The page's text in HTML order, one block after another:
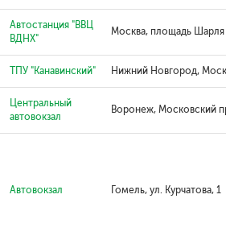
Автостанция "ВВЦ
ВДНХ"
Москва, площадь Шарля
ТПУ "Канавинский" Нижний Новгород,
Центральный
автовокзал
Воронеж, Московский
Автовокзал Гомель, ул. Курчатова, 1